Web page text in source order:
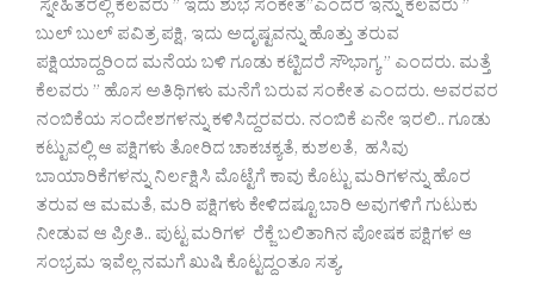
ಸ್ನೇಹಿತರಲ್ಲಿ ಕೆಲವರು ” ಇದು ಶುಭ ಸಂಕೇತ”ಎಂದರೆ ಇನ್ನು ಕೆಲವರು ”
ಬುಲ್ ಬುಲ್ ಪವಿತ್ರ ಪಕ್ಷಿ, ಇದು ಅದೃಷ್ಟವನ್ನು ಹೊತ್ತು ತರುವ
ಪಕ್ಷಿಯಾದ್ದರಿಂದ ಮನೆಯ ಬಳಿ ಗೂಡು ಕಟ್ಟಿದರೆ ಸೌಭಾಗ್ಯ ” ಎಂದರು. ಮತ್ತೆ
ಕೆಲವರು ” ಹೊಸ ಅತಿಥಿಗಳು ಮನೆಗೆ ಬರುವ ಸಂಕೇತ ಎಂದರು. ಅವರವರ
ನಂಬಿಕೆಯ ಸಂದೇಶಗಳನ್ನು ಕಳಿಸಿದ್ದರವರು. ನಂಬಿಕೆ ಏನೇ ಇರಲಿ.. ಗೂಡು
ಕಟ್ಟುವಲ್ಲಿ ಆ ಪಕ್ಷಿಗಳು ತೋರಿದ ಚಾಕಚಕ್ಯತೆ, ಕುಶಲತೆ, ಹಸಿವು
ಬಾಯಾರಿಕೆಗಳನ್ನು ನಿರ್ಲಕ್ಷಿಸಿ ಮೊಟ್ಟೆಗೆ ಕಾವು ಕೊಟ್ಟು ಮರಿಗಳನ್ನು ಹೊರ
ತರುವ ಆ ಮಮತೆ, ಮರಿ ಪಕ್ಷಿಗಳು ಕೇಳಿದಷ್ಟೂ ಬಾರಿ ಅವುಗಳಿಗೆ ಗುಟುಕು
ನೀಡುವ ಆ ಪ್ರೀತಿ.. ಪುಟ್ಟ ಮರಿಗಳ ರೆಕ್ಜೆ ಬಲಿತಾಗಿನ ಪೋಷಕ ಪಕ್ಷಿಗಳ ಆ
ಸಂಭ್ರಮ ಇವೆಲ್ಲ ನಮಗೆ ಖುಷಿ ಕೊಟ್ಟದ್ದಂತೂ ಸತ್ಯ.